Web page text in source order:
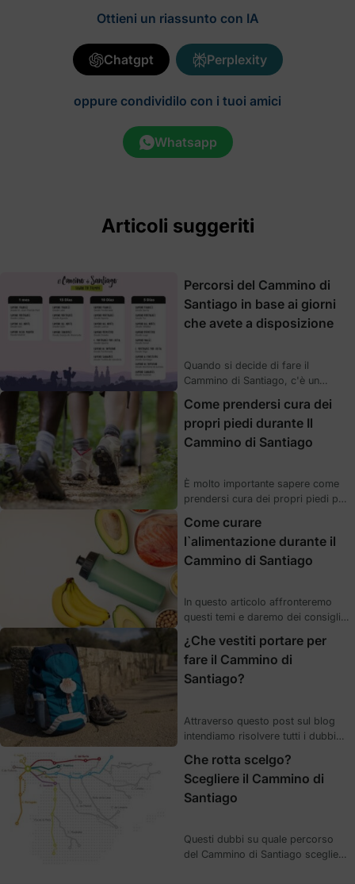
Ottieni un riassunto con IA
Chatgpt Perplexity
oppure condividilo con i tuoi amici
Whatsapp
Articoli suggeriti
Percorsi del Cammino di
Santiago in base ai giorni
che avete a disposizione
Quando si decide di fare il
Cammino di Santiago, c'è un
bisogna sempre tenere in
considerazione: il tempo a
disposizione per raggiungere la
diverse opzioni disponibili,
continuate a leggere, noi di Pilgrim
abbiamo fatto i calcoli per voi.
Come prendersi cura dei
propri piedi durante Il
Cammino di Santiago
È molto importante sapere come
prendersi cura dei propri piedi per
Santiago ed evitare così la
comparsa di determinati dolori e
lesioni che possono sconvolgere i
Come curare
l`alimentazione durante il
Cammino di Santiago
In questo articolo affronteremo
questi temi e daremo dei consigli
una buona alimentazione
quotidiana mentre si percorrono i
diversi itinerari giacobei.
¿Che vestiti portare per
fare il Cammino di
Santiago?
Attraverso questo post sul blog
intendiamo risolvere tutti i dubbi
inoltre distingueremo il bagaglio
da portare in base al periodo
dell'anno in cui ci avventuriamo a
Che rotta scelgo?
Scegliere il Cammino di
Santiago
Questi dubbi su quale percorso
del Cammino di Santiago scegliere